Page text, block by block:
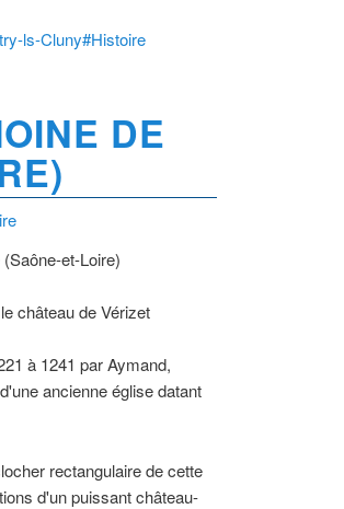
ls-Cluny#Histoire
DE
et-Loire)
château de Vérizet
à 1241 par Aymand,
ancienne église datant
rectangulaire de cette
d'un puissant château-